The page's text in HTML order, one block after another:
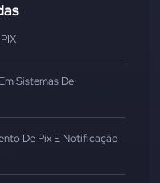
Sistemas De
De Pix E Notificação